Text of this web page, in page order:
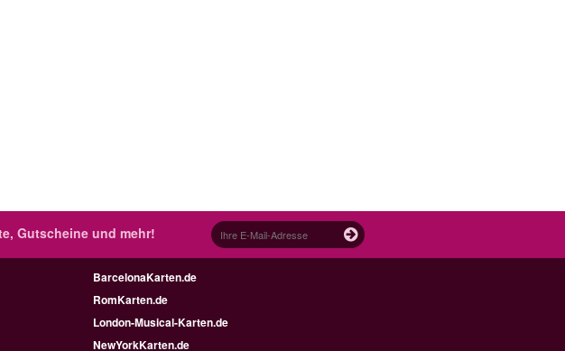
Gutscheine und mehr!
BarcelonaKarten.de
RomKarten.de
London-Musical-Karten.de
NewYorkKarten.de